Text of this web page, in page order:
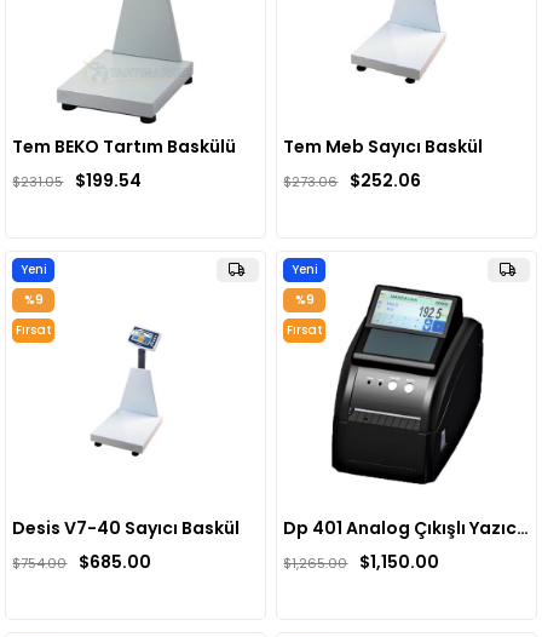
Tem BEKO Tartım Baskülü
$199.54
$231.05
Tem Meb Sayıcı Baskül
$252.06
$273.06
Desis V7-40 Sayıcı Baskül
$685.00
$754.00
Yeni
Ürün
%9
Fırsat
Dp 401 Analog Çıkışlı Yazıcılı Baskül
$1,150.00
$1,265.00
Yeni
Ürün
%9
Fırsat